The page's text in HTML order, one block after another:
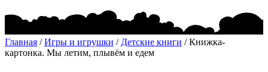
Главная /Игры и игрушки / Детские книги / Книжка-
картонка. Мы летим, плывём и едем